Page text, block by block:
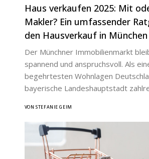
Haus verkaufen 2025: Mit
Makler? Ein umfassender
den Hausverkauf in München
Der Münchner Immobilienmarkt
spannend und anspruchsvoll. Als
begehrtesten Wohnlagen
bayerische Landeshauptstadt
VON STEFANIE GEIM